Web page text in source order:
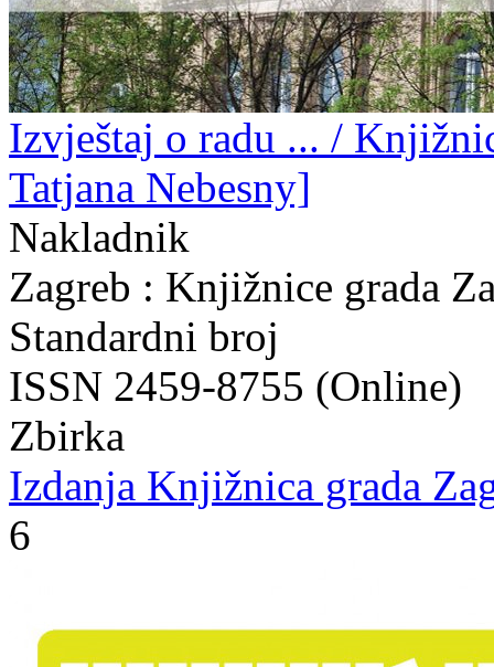
Izvještaj o radu ... /
Tatjana Nebesny]
Nakladnik
Zagreb : Knjižnice grada
Standardni broj
ISSN 2459-8755 (Online)
Zbirka
Izdanja Knjižnica grada
6